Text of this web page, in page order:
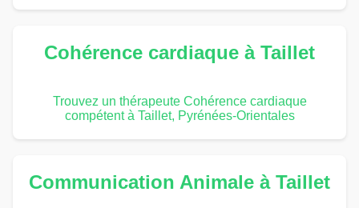
Cohérence cardiaque à Taillet
Trouvez un thérapeute Cohérence cardiaque
compétent à Taillet, Pyrénées-Orientales
Communication Animale à Taillet